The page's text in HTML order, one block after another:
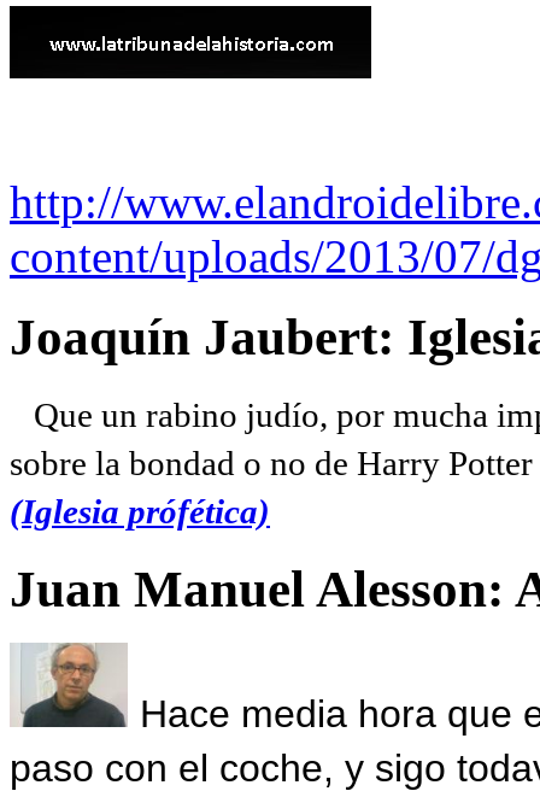
http://
content/uploads/2013/07/
Joaquín Jaubert:
Que un rabino judío, por mucha
sobre la bondad o no de Harry
(Iglesia prófética)
Juan Manuel Alesson:
Hace media hora que
paso con el coche, y sigo